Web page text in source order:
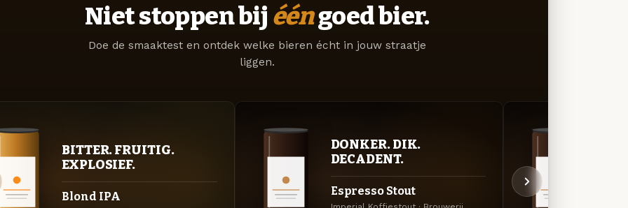
Niet stoppen bij ééngoed bier.
Doe de smaaktest en ontdek welke bieren écht in jouw straatje
liggen.
BITTER. FRUITIG.
EXPLOSIEF.
Blond IPA
DONKER. DIK.
DECADENT.
Espresso Stout